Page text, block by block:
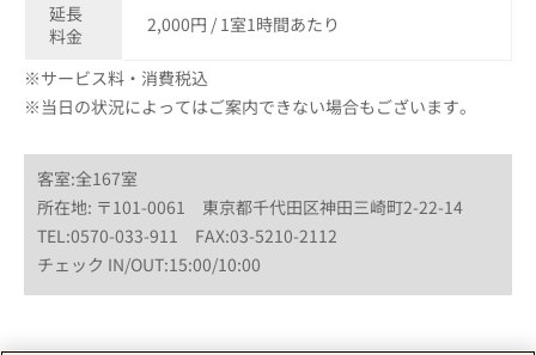
延長
料金
2,000円 / 1室1時間あたり
※サービス料・消費税込
※当日の状況によってはご案内できない場合もございます。
客室:全167室
所在地: 〒101-0061 東京都千代田区神田三崎町2-22-14
TEL:0570-033-911 FAX:03-5210-2112
チェック IN/OUT:15:00/10:00